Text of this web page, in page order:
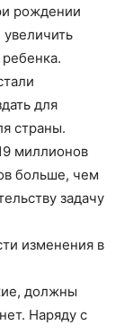
рождении
для
страны.
миллионов
больше, чем
задачу
изменения в
должны
Наряду с